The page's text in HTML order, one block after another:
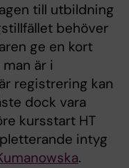
till utbildning
behöver
ge en kort
är i
registrering kan
dock vara
kursstart HT
intyg
.